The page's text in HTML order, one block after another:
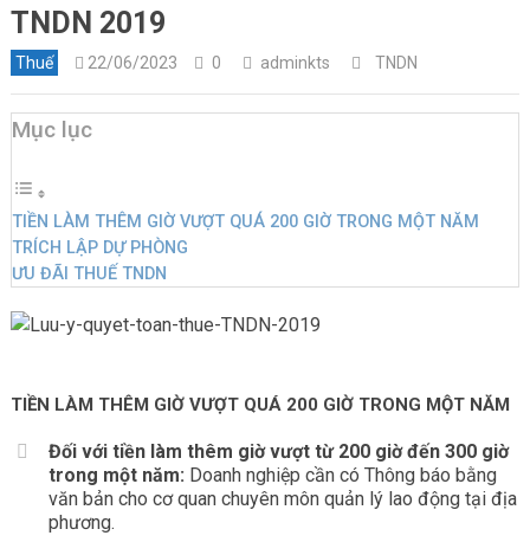
TNDN 2019
Thuế 22/06/2023 0 adminkts TNDN
Mục lục
TIỀN LÀM THÊM GIỜ VƯỢT QUÁ 200 GIỜ TRONG MỘT NĂM
TRÍCH LẬP DỰ PHÒNG
ƯU ĐÃI THUẾ TNDN
TIỀN LÀM THÊM GIỜ VƯỢT QUÁ 200 GIỜ TRONG MỘT NĂM
Đối với tiền làm thêm giờ vượt từ 200 giờ đến 300 giờ
trong một năm: Doanh nghiệp cần có Thông báo bằng
văn bản cho cơ quan chuyên môn quản lý lao động tại địa
phương.